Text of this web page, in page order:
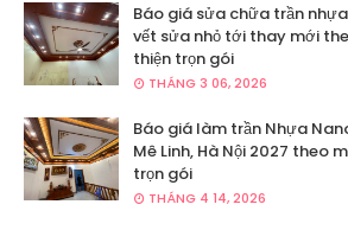
Báo giá sửa chữa trần
vết sửa nhỏ tới thay mới
thiện trọn gói
THÁNG 3 06, 2026
Báo giá làm trần Nhựa
Mê Linh, Hà Nội 2027 theo
trọn gói
THÁNG 4 14, 2026